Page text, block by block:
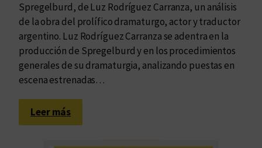
Spregelburd, de Luz Rodríguez Carranza, un análisis
de la obra del prolífico dramaturgo, actor y traductor
argentino. Luz Rodríguez Carranza se adentra en la
producción de Spregelburd y en los procedimientos
generales de su dramaturgia, analizando puestas en
escena estrenadas…
Leer más:
E